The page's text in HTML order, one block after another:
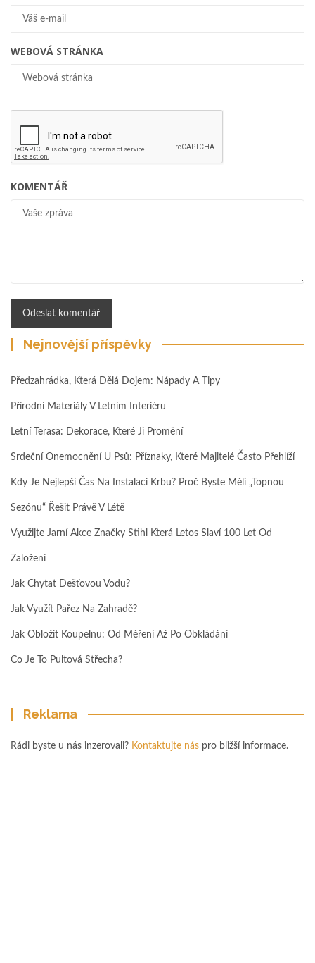
WEBOVÁ STRÁNKA
KOMENTÁŘ
Nejnovější příspěvky
Předzahrádka, Která Dělá Dojem: Nápady A Tipy
Přírodní Materiály V Letním Interiéru
Letní Terasa: Dekorace, Které Ji Promění
Srdeční Onemocnění U Psů: Příznaky, Které Majitelé Často Přehlíží
Kdy Je Nejlepší Čas Na Instalaci Krbu? Proč Byste Měli „topnou
Sezónu“ Řešit Právě V Létě
Využijte Jarní Akce Značky Stihl Která Letos Slaví 100 Let Od
Založení
Jak Chytat Dešťovou Vodu?
Jak Využít Pařez Na Zahradě?
Jak Obložit Koupelnu: Od Měření Až Po Obkládání
Co Je To Pultová Střecha?
Reklama
Rádi byste u nás inzerovali? Kontaktujte nás pro bližší informace.